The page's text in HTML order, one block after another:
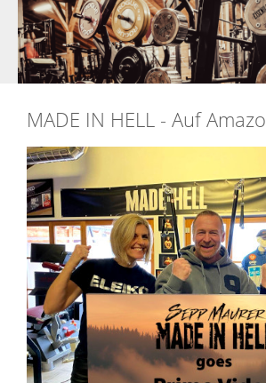
IPL WORLDCUP
2022
MADE IN HELL - Auf